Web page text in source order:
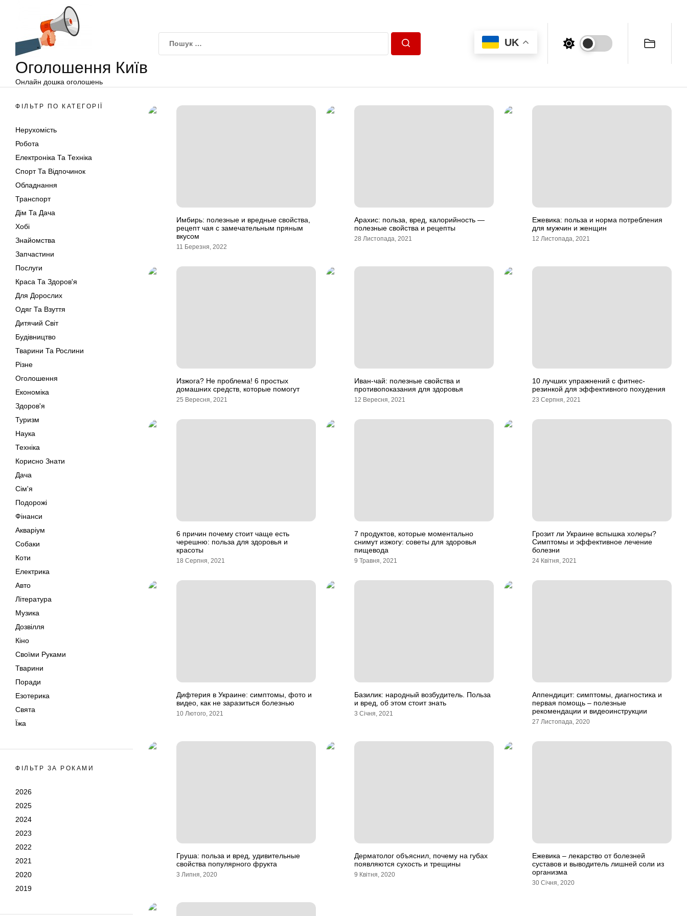
Оголошення Київ
Онлайн дошка оголошень
UK
ФІЛЬТР ПО КАТЕГОРІЇ
Нерухомість
Робота
Електроніка Та Техніка
Спорт Та Відпочинок
Обладнання
Транспорт
Дім Та Дача
Хобі
Знайомства
Запчастини
Послуги
Краса Та Здоров'я
Для Дорослих
Одяг Та Взуття
Дитячий Світ
Будівництво
Тварини Та Рослини
Різне
Оголошення
Економіка
Здоров'я
Туризм
Наука
Техніка
Корисно Знати
Дача
Сім'я
Подорожі
Фінанси
Акваріум
Собаки
Коти
Електрика
Авто
Література
Музика
Дозвілля
Кіно
Своїми Руками
Тварини
Поради
Езотерика
Свята
Їжа
ФІЛЬТР ЗА РОКАМИ
2026
2025
2024
2023
2022
2021
2020
2019
Имбирь: полезные и вредные свойства,
рецепт чая с замечательным пряным
вкусом
11 Березня, 2022
Арахис: польза, вред, калорийность —
полезные свойства и рецепты
28 Листопада, 2021
Ежевика: польза и норма потребления
для мужчин и женщин
12 Листопада, 2021
Изжога? Не проблема! 6 простых
домашних средств, которые помогут
25 Вересня, 2021
Иван-чай: полезные свойства и
противопоказания для здоровья
12 Вересня, 2021
10 лучших упражнений с фитнес-
резинкой для эффективного похудения
23 Серпня, 2021
6 причин почему стоит чаще есть
черешню: польза для здоровья и
красоты
18 Серпня, 2021
7 продуктов, которые моментально
снимут изжогу: советы для здоровья
пищевода
9 Травня, 2021
Грозит ли Украине вспышка холеры?
Симптомы и эффективное лечение
болезни
24 Квітня, 2021
Дифтерия в Украине: симптомы, фото и
видео, как не заразиться болезнью
10 Лютого, 2021
Базилик: народный возбудитель. Польза
и вред, об этом стоит знать
3 Січня, 2021
Аппендицит: симптомы, диагностика и
первая помощь – полезные
рекомендации и видеоинструкции
27 Листопада, 2020
Груша: польза и вред, удивительные
свойства популярного фрукта
3 Липня, 2020
Дерматолог объяснил, почему на губах
появляются сухость и трещины
9 Квітня, 2020
Ежевика – лекарство от болезней
суставов и выводитель лишней соли из
организма
30 Січня, 2020